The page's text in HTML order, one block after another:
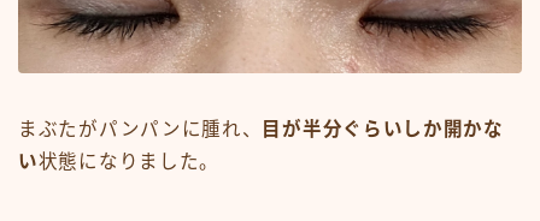
まぶたがパンパンに腫れ、
目が半分ぐらいしか開かな
い状態になりました。